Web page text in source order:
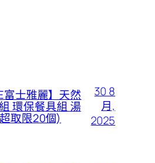
富士雅麗】天然
環保餐具組 湯
取限20個)
30 8
月,
2025